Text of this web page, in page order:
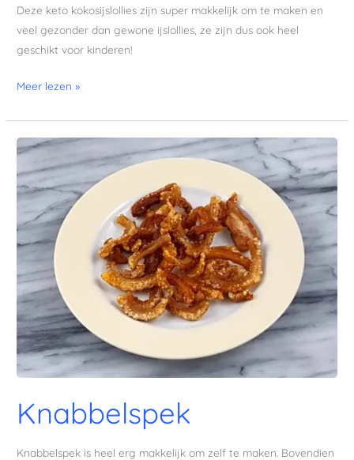
Deze keto kokosijslollies zijn super makkelijk om te maken en
veel gezonder dan gewone ijslollies, ze zijn dus ook heel
geschikt voor kinderen!
Meer lezen »
Knabbelspek
Knabbelspek is heel erg makkelijk om zelf te maken. Bovendien
Knabbelspek